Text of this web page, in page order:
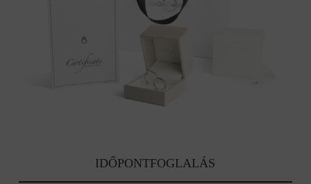
IDŐPONTFOGLALÁS